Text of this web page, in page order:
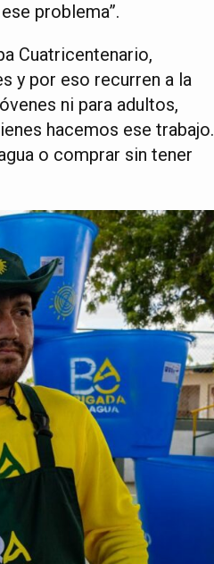
problema”.
Cuatricentenario,
y por eso recurren a la
ni para adultos,
hacemos ese trabajo.
o comprar sin tener